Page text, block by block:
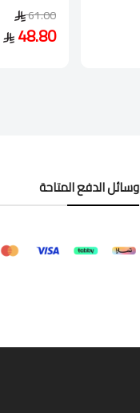
61.00
48.80
وسائل الدفع المتاحة